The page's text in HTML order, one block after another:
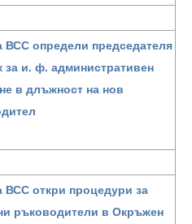
ВСС определи председателя
за и. ф. административен
в длъжност на нов
ВСС откри процедури за
ръководители в Окръжен